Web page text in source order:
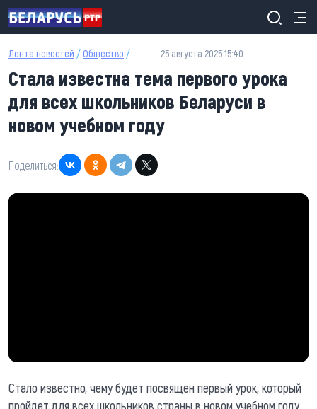
Перейти к основному содержанию
Лента новостей / Общество / 25 августа 2025 15:40
Стала известна тема первого урока
для всех школьников Беларуси в
новом учебном году
Поделиться:
Стало известно, чему будет посвящен первый урок, который
пройдет для всех школьников страны в новом учебном году.